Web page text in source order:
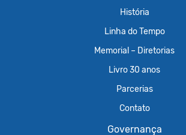
História
Linha do Tempo
Memorial – Diretorias
Livro 30 anos
Parcerias
Contato
Governança